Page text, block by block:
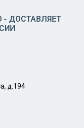
- ДОСТАВЛЯЕТ
д.194